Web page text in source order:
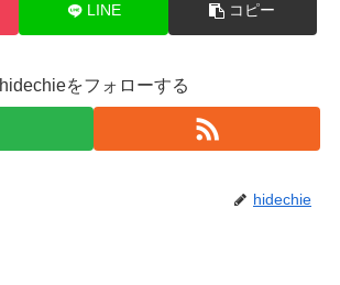
LINE コピー
hidechieをフォローする
hidechie